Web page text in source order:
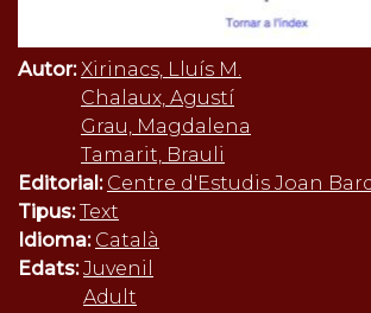
Autor:Xirinacs, Lluís M.
Chalaux, Agustí
Grau, Magdalena
Tamarit, Brauli
Editorial: Centre d'Estudis Joan
Tipus:Text
Idioma: Català
Edats:Juvenil
Adult